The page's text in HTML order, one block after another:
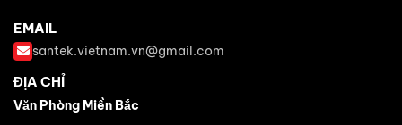
EMAIL
santek.vietnam.vn@gmail.com
ĐỊA CHỈ
Văn Phòng Miền Bắc